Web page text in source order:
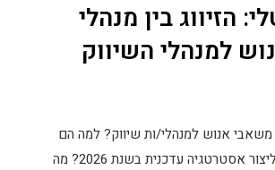
הזיווג בין מנהלי
למנהלי השיווק
אנוש למנהלי/ות שיווק? למה הם
חייבים לשבת יחד וליצור אסטרטגיה עדכנית בשנת 2026? מה